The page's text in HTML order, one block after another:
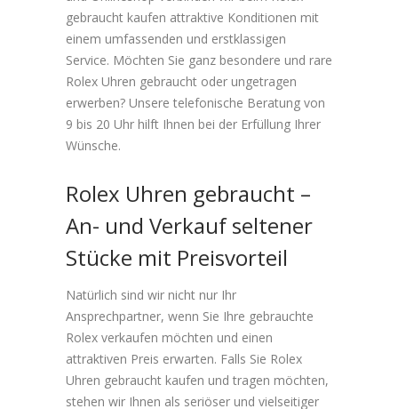
gebraucht kaufen attraktive Konditionen mit
einem umfassenden und erstklassigen
Service. Möchten Sie ganz besondere und rare
Rolex Uhren gebraucht oder ungetragen
erwerben? Unsere telefonische Beratung von
9 bis 20 Uhr hilft Ihnen bei der Erfüllung Ihrer
Wünsche.
Rolex Uhren gebraucht –
An- und Verkauf seltener
Stücke mit Preisvorteil
Natürlich sind wir nicht nur Ihr
Ansprechpartner, wenn Sie Ihre gebrauchte
Rolex verkaufen möchten und einen
attraktiven Preis erwarten. Falls Sie Rolex
Uhren gebraucht kaufen und tragen möchten,
stehen wir Ihnen als seriöser und vielseitiger